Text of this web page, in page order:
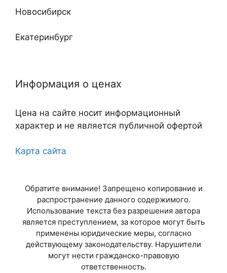
Новосибирск
Екатеринбург
Казань
Самара
Ростов-на-Дону
Уфа
Красноярск
Информация о ценах
Цена на сайте носит информационный
характер и не является публичной офертой
Карта сайта
Обратите внимание! Запрещено копирование и
распространение данного содержимого.
Использование текста без разрешения автора
является преступлением, за которое могут быть
применены юридические меры, согласно
действующему законодательству. Нарушители
могут нести гражданско-правовую
ответственность.